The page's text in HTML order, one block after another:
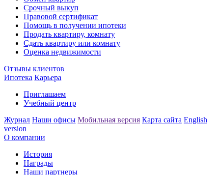
Срочный выкуп
Правовой сертификат
Помощь в получении ипотеки
Продать квартиру, комнату
Сдать квартиру или комнату
Оценка недвижимости
Отзывы клиентов
Ипотека Карьера
Приглашаем
Учебный центр
Журнал Наши офисы Мобильная версия Карта сайта English
version
О компании
История
Награды
Наши партнеры